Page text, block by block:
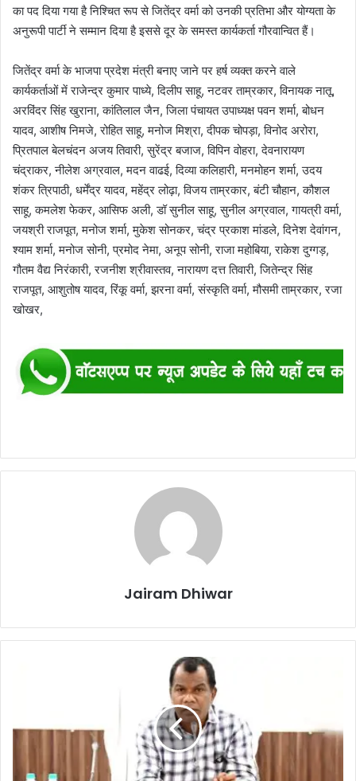
का पद दिया गया है निश्चित रूप से जितेंद्र वर्मा को उनकी प्रतिभा और योग्यता के
अनुरूपी पार्टी ने सम्मान दिया है इससे दूर के समस्त कार्यकर्ता गौरवान्वित हैं।
जितेंद्र वर्मा के भाजपा प्रदेश मंत्री बनाए जाने पर हर्ष व्यक्त करने वाले
कार्यकर्ताओं में राजेन्द्र कुमार पाध्ये, दिलीप साहू, नटवर ताम्रकार, विनायक नातू,
अरविंदर सिंह खुराना, कांतिलाल जैन, जिला पंचायत उपाध्यक्ष पवन शर्मा, बोधन
यादव, आशीष निमजे, रोहित साहू, मनोज मिश्रा, दीपक चोपड़ा, विनोद अरोरा,
प्रितपाल बेलचंदन अजय तिवारी, सुरेंद्र बजाज, विपिन वोहरा, देवनारायण
चंद्राकर, नीलेश अग्रवाल, मदन वाढई, दिव्या कलिहारी, मनमोहन शर्मा, उदय
शंकर त्रिपाठी, धर्मेंद्र यादव, महेंद्र लोढ़ा, विजय ताम्रकार, बंटी चौहान, कौशल
साहू, कमलेश फेकर, आसिफ अली, डॉ सुनील साहू, सुनील अग्रवाल, गायत्री वर्मा,
जयश्री राजपूत, मनोज शर्मा, मुकेश सोनकर, चंद्र प्रकाश मांडले, दिनेश देवांगन,
श्याम शर्मा, मनोज सोनी, प्रमोद नेमा, अनूप सोनी, राजा महोबिया, राकेश दुग्गड़,
गौतम वैद्य निरंकारी, रजनीश श्रीवास्तव, नारायण दत्त तिवारी, जितेन्द्र सिंह
राजपूत, आशुतोष यादव, रिंकू वर्मा, झरना वर्मा, संस्कृति वर्मा, मौसमी ताम्रकार, रजा
खोखर,
Jairam Dhiwar
नियमित